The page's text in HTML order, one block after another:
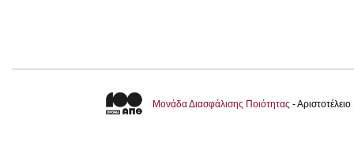
Μονάδα Διασφάλισης Ποιότητας -